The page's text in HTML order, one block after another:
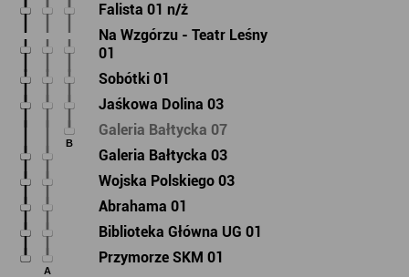
Falista 01 n/ż
Na Wzgórzu - Teatr Leśny
01
Sobótki 01
Jaśkowa Dolina 03
B
Galeria Bałtycka 07
Galeria Bałtycka 03
Wojska Polskiego 03
Abrahama 01
Biblioteka Główna UG 01
A
Przymorze SKM 01